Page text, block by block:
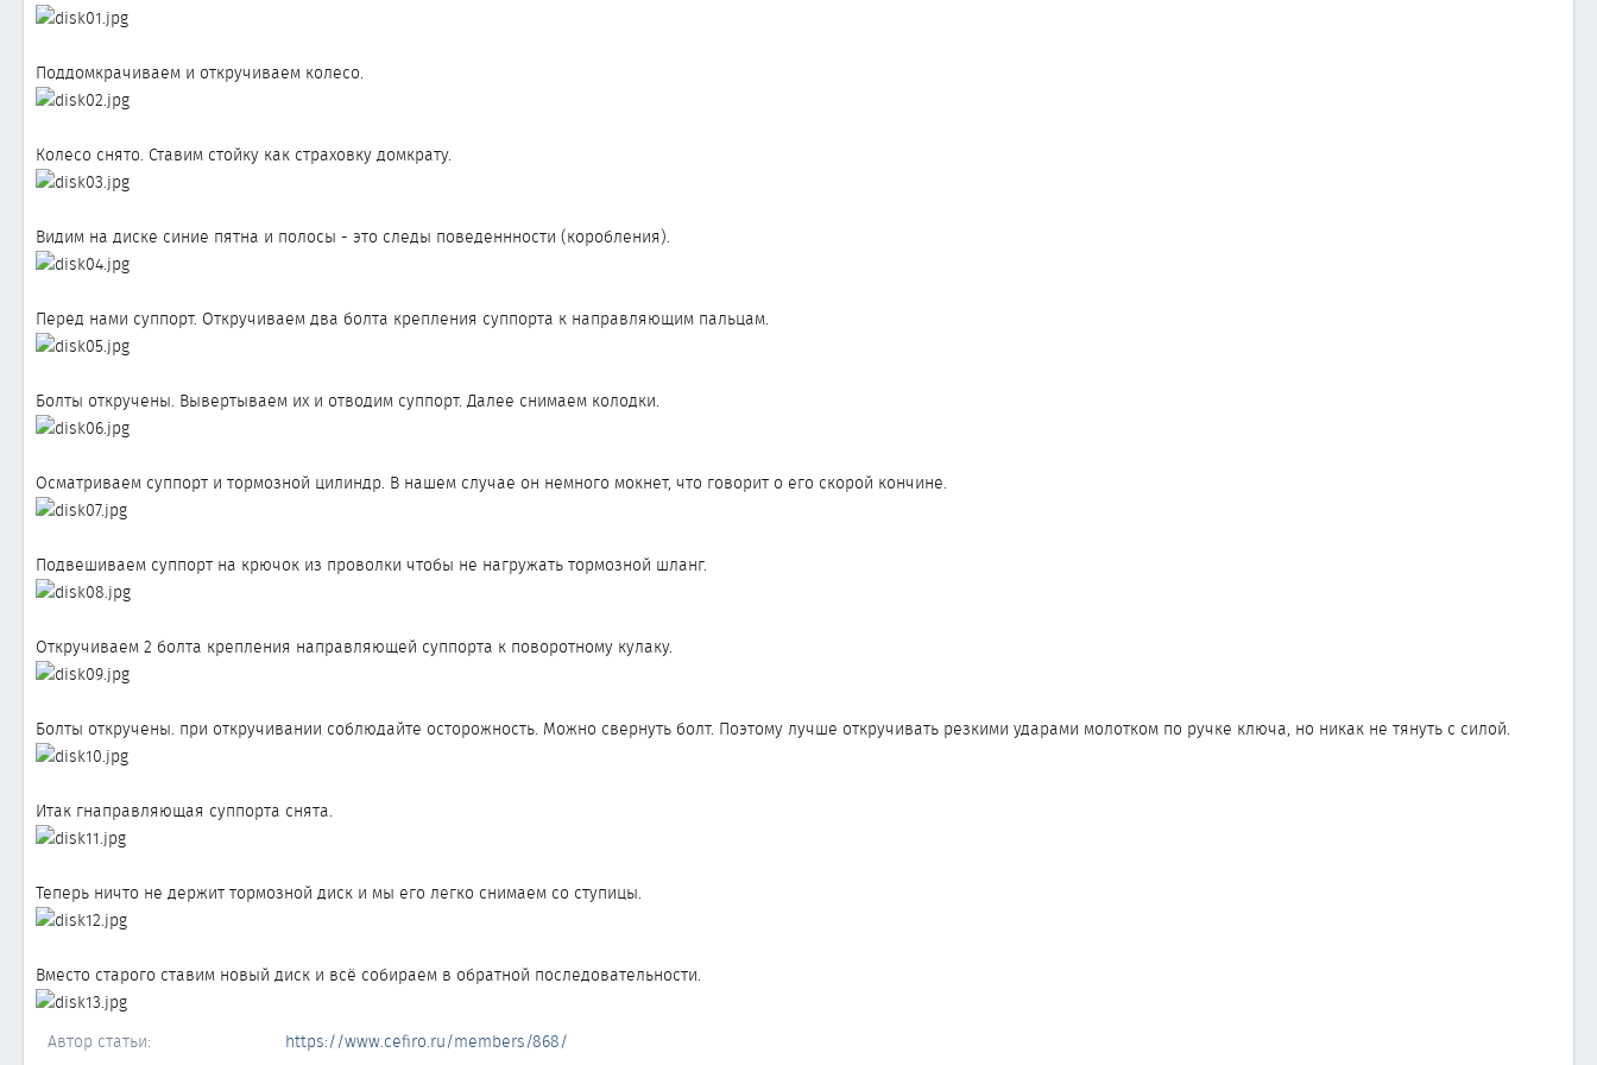
Поддомкрачиваем и откручиваем колесо.
Колесо снято. Ставим стойку как страховку домкрату.
Видим на диске синие пятна и полосы - это следы поведеннности (коробления).
Перед нами суппорт. Откручиваем два болта крепления суппорта к направляющим пальцам.
Болты откручены. Вывертываем их и отводим суппорт. Далее снимаем колодки.
Осматриваем суппорт и тормозной цилиндр. В нашем случае он немного мокнет, что говорит о его скорой кончине.
Подвешиваем суппорт на крючок из проволки чтобы не нагружать тормозной шланг.
Откручиваем 2 болта крепления направляющей суппорта к поворотному кулаку.
Болты откручены. при откручивании соблюдайте осторожность. Можно свернуть болт. Поэтому лучше откручивать резкими ударами молотком по ручке ключа, но никак не тянуть с силой.
Итак гнаправляющая суппорта снята.
Теперь ничто не держит тормозной диск и мы его легко снимаем со ступицы.
Вместо старого ставим новый диск и всё собираем в обратной последовательности.
Автор статьи https://www.cefiro.ru/members/868/